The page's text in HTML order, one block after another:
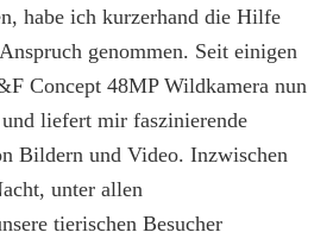
tierischen
Deines
Gartens
habe ich kurzerhand die Hilfe
genommen. Seit einigen
Concept 48MP Wildkamera nun
liefert mir faszinierende
Bildern und Video. Inzwischen
unter allen
tierischen Besucher